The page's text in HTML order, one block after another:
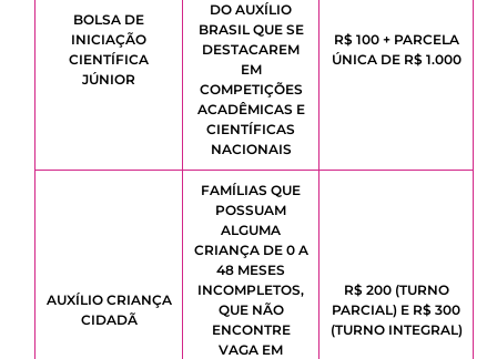
BOLSA DE
INICIAÇÃO
CIENTÍFICA
JÚNIOR
DO AUXÍLIO
BRASIL QUE SE
DESTACAREM
EM
COMPETIÇÕES
ACADÊMICAS E
CIENTÍFICAS
NACIONAIS
R$ 100 + PARCELA
ÚNICA DE R$ 1.000
AUXÍLIO CRIANÇA
CIDADÃ
FAMÍLIAS QUE
POSSUAM
ALGUMA
CRIANÇA DE 0 A
48 MESES
INCOMPLETOS,
QUE NÃO
ENCONTRE
VAGA EM
R$ 200 (TURNO
PARCIAL) E R$ 300
(TURNO INTEGRAL)